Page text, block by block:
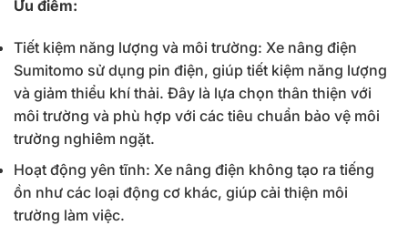
Ưu điểm:
Tiết kiệm năng lượng và môi trường: Xe nâng điện
Sumitomo sử dụng pin điện, giúp tiết kiệm năng lượng
và giảm thiểu khí thải. Đây là lựa chọn thân thiện với
môi trường và phù hợp với các tiêu chuẩn bảo vệ môi
trường nghiêm ngặt.
Hoạt động yên tĩnh: Xe nâng điện không tạo ra tiếng
ồn như các loại động cơ khác, giúp cải thiện môi
trường làm việc.